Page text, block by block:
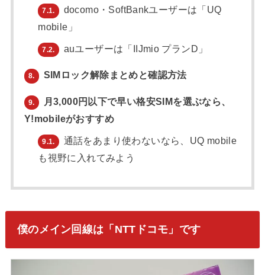
7.1.
docomo・SoftBankユーザーは「UQ
mobile」
7.2. auユーザーは「IIJmio プランD」
8. SIMロック解除まとめと確認方法
9.
月3,000円以下で早い格安SIMを選ぶなら、
Y!mobileがおすすめ
9.1.
通話をあまり使わないなら、UQ mobile
も視野に入れてみよう
僕のメイン回線は「NTTドコモ」です